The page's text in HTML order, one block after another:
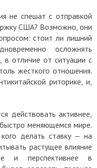
не спешат с отправкой
США? Возможно, они
стоит ли лишний
осложнять
отличие от ситуации с
жесткого отношения.
риторике, и,
действовать активнее,
быстро меняющемся мире.
делать ставку — на
растущее влияние
и перспективнее в